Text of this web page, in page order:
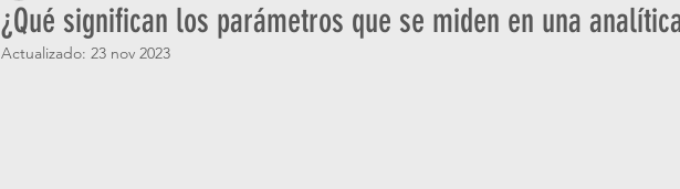
¿Qué significan los parámetros que se miden en una
Actualizado: 23 nov 2023